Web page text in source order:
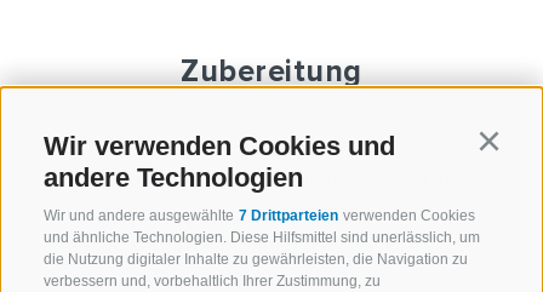
Wir verwenden Cookies und
andere Technologien
Wir und andere ausgewählte 7 Drittparteien verwenden Cookies
und ähnliche Technologien. Diese Hilfsmittel sind unerlässlich, um
die Nutzung digitaler Inhalte zu gewährleisten, die Navigation zu
verbessern und, vorbehaltlich Ihrer Zustimmung, zu
Zubereitung
Kefir-Sauce
Kefir, Zucker und Wein in einem kleinen Topf
vermischen, auf 50 °C erwärmen und mit
einem Mixer aufschlagen.